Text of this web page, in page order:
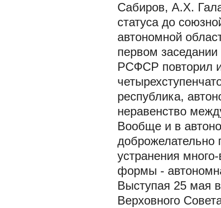
Сабиров, А.Х.
статуса до
автономной
первом
РСФСР повторил
республика,
неравенство
Вообще и в
доброжелательно
устранения
формы -
Выступая 25 мая
Верховного